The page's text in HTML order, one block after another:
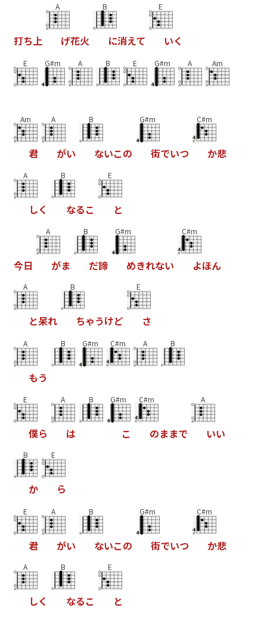
打ち上
A
げ花火
B
に消えて
E
いく
E G#m A B E G#m A Am
Am
君
A
がい
B
ないこの
G#m
街でいつ
C#m
か悲
A
しく
B
なるこ
E
と
今日
A
がま
B
だ諦
G#m
めきれない
C#m
よほん
A
と呆れ
B
ちゃうけど
E
さ
A
もう
B G#m C#m A B
E
僕ら
A
は
B G#m
こ
C#m
のままで
A
いい
B
か
E
ら
E
君
A
がい
B
ないこの
G#m
街でいつ
C#m
か悲
A
しく
B
なるこ
E
と